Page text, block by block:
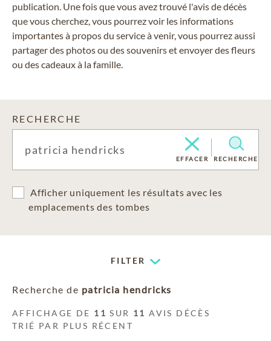
publication. Une fois que vous avez trouvé l'avis de décès
que vous cherchez, vous pourrez voir les informations
importantes à propos du service à venir, vous pourrez aussi
partager des photos ou des souvenirs et envoyer des fleurs
ou des cadeaux à la famille.
RECHERCHE
EFFACER RECHERCHE
Afficher uniquement les résultats avec les
emplacements des tombes
FILTER
Recherche de patricia hendricks
AFFICHAGE DE 11 SUR 11 AVIS DÉCÈS
TRIÉ PAR PLUS RÉCENT